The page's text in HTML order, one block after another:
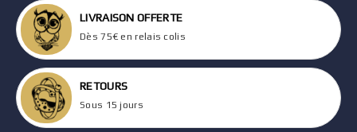
LIVRAISON OFFERTE
Dès 75€ en relais colis
RETOURS
Sous 15 jours